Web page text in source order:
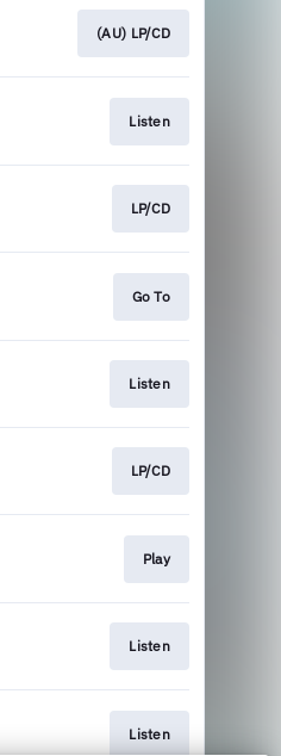
(AU) LP/CD
Listen
LP/CD
Go To
Listen
LP/CD
Play
Listen
Listen